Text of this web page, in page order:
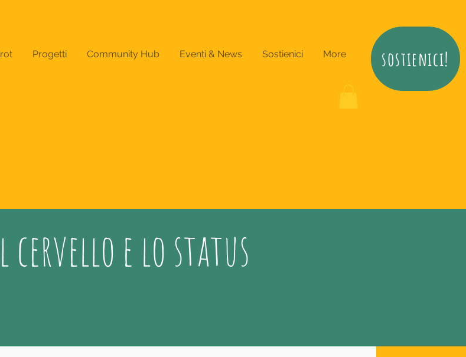
Progetti Community Hub Eventi & News Sostienici More sostienici!
e lo status